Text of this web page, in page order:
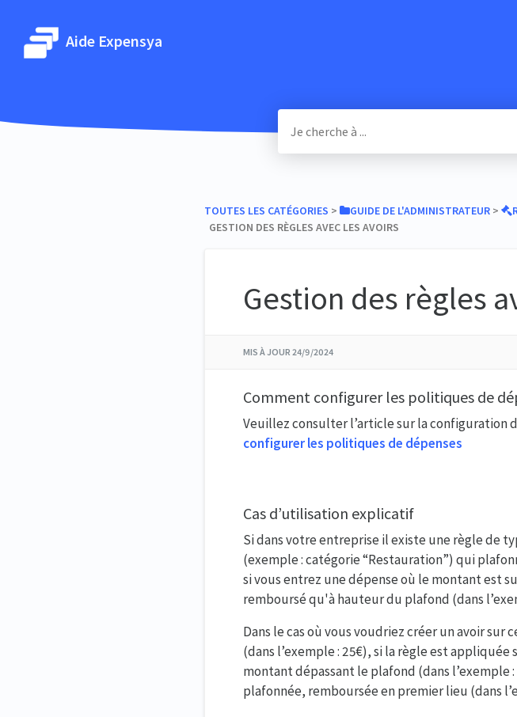
Aide Expensya
TOUTES LES CATÉGORIES ​ > ​ ​GUIDE DE L'ADMINISTRATEUR​ > ​
GESTION DES RÈGLES AVEC LES AVOIRS
Gestion des règles
MIS À JOUR 24/9/2024
Comment configurer les politiques de
Veuillez consulter l’article sur la configuration
configurer les politiques de dépenses
Cas d’utilisation explicatif
Si dans votre entreprise il existe une règle de
(exemple : catégorie “Restauration”) qui
si vous entrez une dépense où le montant est
remboursé qu'à hauteur du plafond (dans
Dans le cas où vous voudriez créer un avoir
(dans l’exemple : 25€), si la règle est
montant dépassant le plafond (dans l’exemple
plafonnée, remboursée en premier lieu (dans